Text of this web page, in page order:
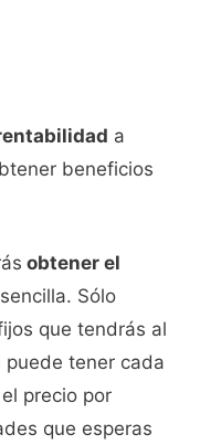
a
beneficios
obtener el
Sólo
que tendrás al
puede tener cada
precio por
que esperas